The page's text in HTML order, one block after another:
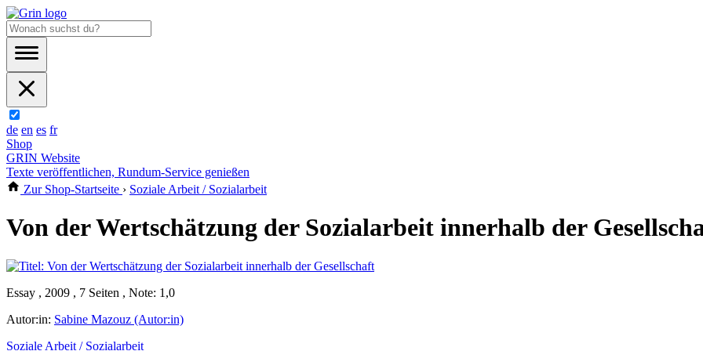
de en es fr
Shop
GRIN Website
Texte veröffentlichen, Rundum-Service genießen
Zur Shop-Startseite › Soziale Arbeit / Sozialarbeit
Von der Wertschätzung der Sozialarbeit innerhalb der
Essay , 2009 , 7 Seiten , Note: 1,0
Autor:in: Sabine Mazouz (Autor:in)
Soziale Arbeit / Sozialarbeit